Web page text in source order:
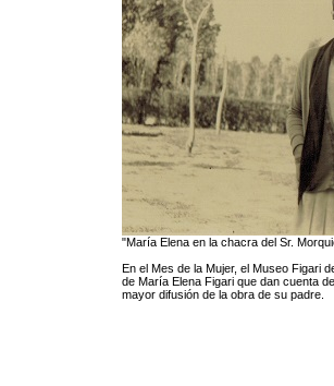
"María Elena en la chacra del Sr.
En el Mes de la Mujer, el Museo Figari
de María Elena Figari que dan cuenta
mayor difusión de la obra de su padre.